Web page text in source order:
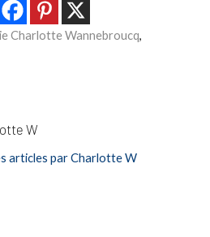
Charlotte Wannebroucq,
W
articles par Charlotte W